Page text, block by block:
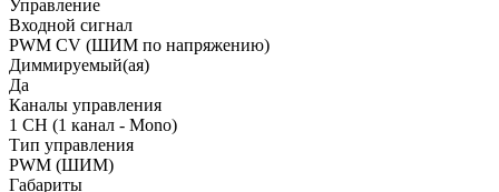
Управление
Входной сигнал
PWM СV (ШИМ по напряжению)
Диммируемый(ая)
Да
Каналы управления
1 CH (1 канал - Mono)
Тип управления
PWM (ШИМ)
Габариты